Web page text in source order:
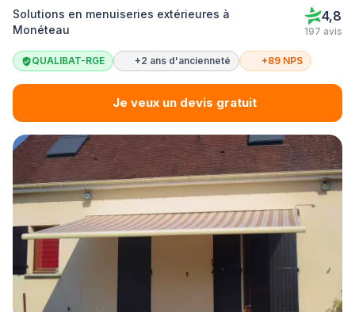
Solutions en menuiseries extérieures à
Monéteau
4,8
197 avis
QUALIBAT-RGE +2 ans d'ancienneté +89 NPS
Je veux un devis gratuit